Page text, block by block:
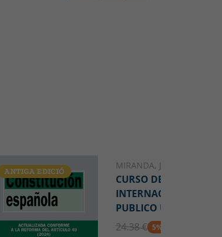
ANTIGA EDICIÓ PORTUGUÈS
MIRANDA, JORGE
CURSO DE DIREITO
INTERNACIONAL
PUBLICO Û 6ª ED.
24.38 € 5% DTO